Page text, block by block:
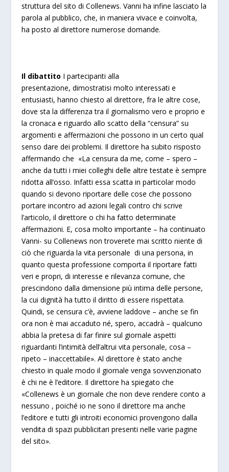
struttura del sito di Collenews. Vanni ha infine lasciato la
parola al pubblico, che, in maniera vivace e coinvolta,
ha posto al direttore numerose domande.
Il dibattito I partecipanti alla
presentazione, dimostratisi molto interessati e
entusiasti, hanno chiesto al direttore, fra le altre cose,
dove sta la differenza tra il giornalismo vero e proprio e
la cronaca e riguardo allo scatto della “censura” su
argomenti e affermazioni che possono in un certo qual
senso dare dei problemi. Il direttore ha subito risposto
affermando che «La censura da me, come – spero –
anche da tutti i miei colleghi delle altre testate è sempre
ridotta all’osso. Infatti essa scatta in particolar modo
quando si devono riportare delle cose che possono
portare incontro ad azioni legali contro chi scrive
l’articolo, il direttore o chi ha fatto determinate
affermazioni. E, cosa molto importante – ha continuato
Vanni- su Collenews non troverete mai scritto niente di
ciò che riguarda la vita personale di una persona, in
quanto questa professione comporta il riportare fatti
veri e propri, di interesse e rilevanza comune, che
prescindono dalla dimensione più intima delle persone,
la cui dignità ha tutto il diritto di essere rispettata.
Quindi, se censura c’è, avviene laddove – anche se fin
ora non è mai accaduto né, spero, accadrà – qualcuno
abbia la pretesa di far finire sul giornale aspetti
riguardanti l’intimità dell’altrui vita personale, cosa –
ripeto – inaccettabile». Al direttore è stato anche
chiesto in quale modo il giornale venga sovvenzionato
è chi ne è l’editore. Il direttore ha spiegato che
«Collenews è un giornale che non deve rendere conto a
nessuno , poiché io ne sono il direttore ma anche
l’editore e tutti gli introiti economici provengono dalla
vendita di spazi pubblicitari presenti nelle varie pagine
del sito».